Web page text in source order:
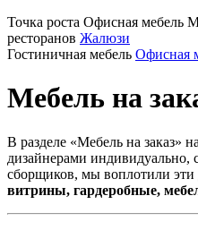
Точка роста Офисная мебель
ресторанов Жалюзи
Гостиничная мебель Офисная
Мебель на
В разделе «Мебель на заказ»
дизайнерами индивидуально,
сборщиков, мы воплотили эти
витрины, гардеробные,